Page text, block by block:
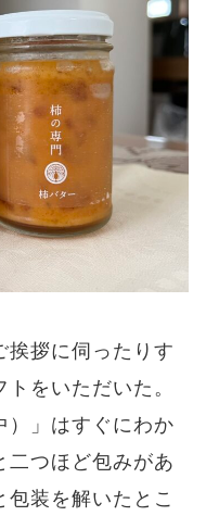
挨拶に伺ったりす
をいただいた。
）」はすぐにわか
二つほど包みがあ
包装を解いたとこ